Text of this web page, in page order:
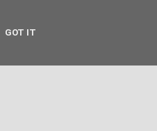
GOT IT